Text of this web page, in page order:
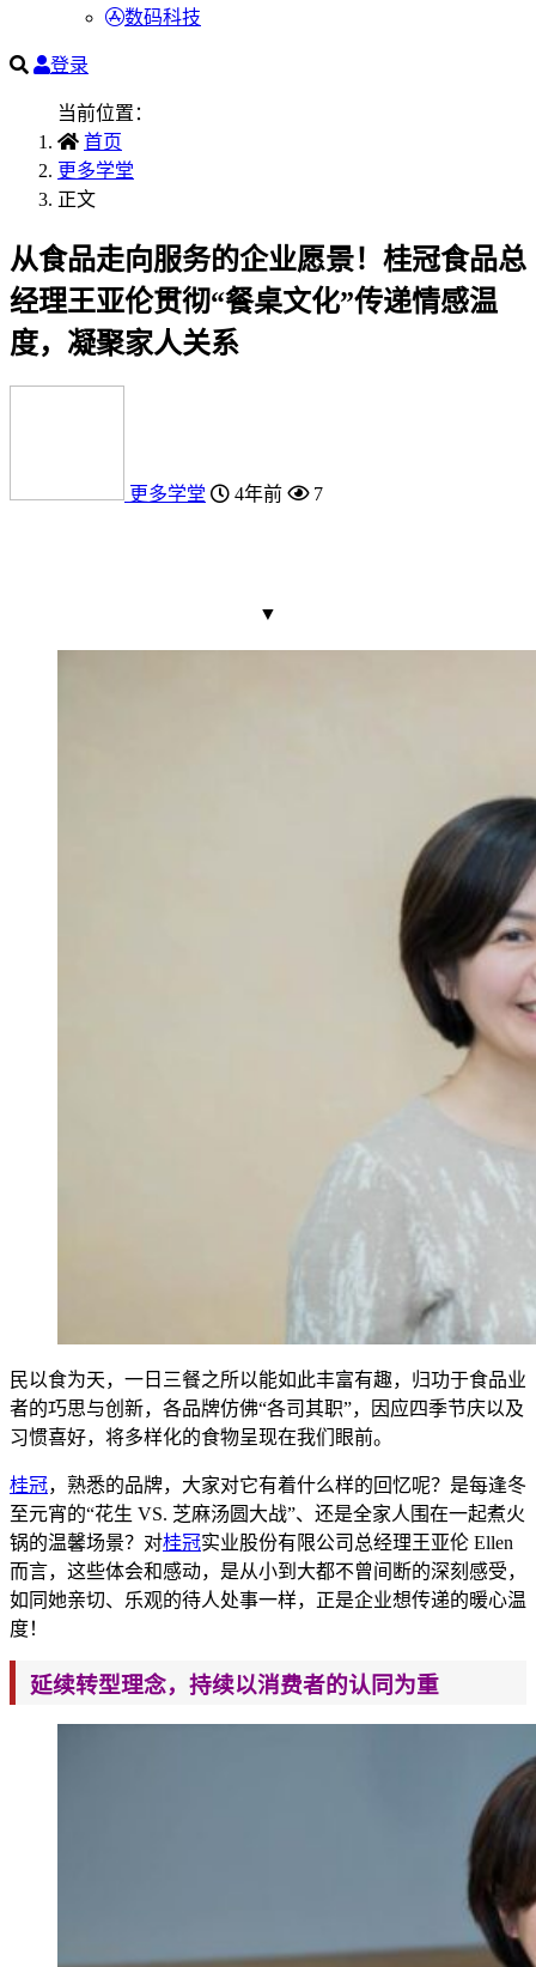
数码科技
登录
当前位置：
首页
更多学堂
正文
从食品走向服务的企业愿景！桂冠食品总
经理王亚伦贯彻“餐桌文化”传递情感温
度，凝聚家人关系
更多学堂 4年前 7
▼
民以食为天，一日三餐之所以能如此丰富有趣，归功于食品业
者的巧思与创新，各品牌仿佛“各司其职”，因应四季节庆以及
习惯喜好，将多样化的食物呈现在我们眼前。
桂冠，熟悉的品牌，大家对它有着什么样的回忆呢？是每逢冬
至元宵的“花生 VS. 芝麻汤圆大战”、还是全家人围在一起煮火
锅的温馨场景？对桂冠实业股份有限公司总经理王亚伦 Ellen
而言，这些体会和感动，是从小到大都不曾间断的深刻感受，
如同她亲切、乐观的待人处事一样，正是企业想传递的暖心温
度！
延续转型理念，持续以消费者的认同为重